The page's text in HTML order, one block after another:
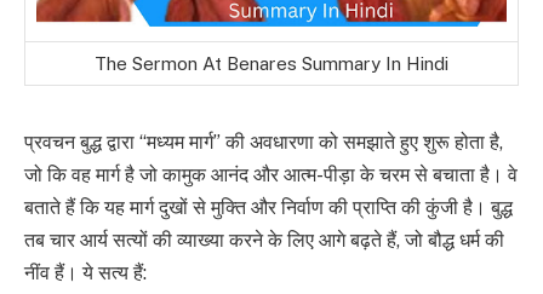
The Sermon At Benares Summary In Hindi
प्रवचन बुद्ध द्वारा “मध्यम मार्ग” की अवधारणा को समझाते हुए शुरू होता है,
जो कि वह मार्ग है जो कामुक आनंद और आत्म-पीड़ा के चरम से बचाता है। वे
बताते हैं कि यह मार्ग दुखों से मुक्ति और निर्वाण की प्राप्ति की कुंजी है। बुद्ध
तब चार आर्य सत्यों की व्याख्या करने के लिए आगे बढ़ते हैं, जो बौद्ध धर्म की
नींव हैं। ये सत्य हैं: